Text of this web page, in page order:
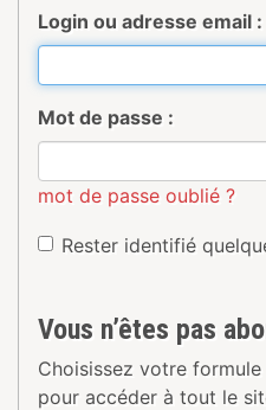
Login ou adresse email :
Mot de passe :
mot de passe oublié ?
Rester identifié
Vous n’êtes pas
Choisissez votre
pour accéder à tout le